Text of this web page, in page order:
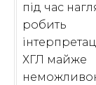
під час
робить
ХГЛ майже